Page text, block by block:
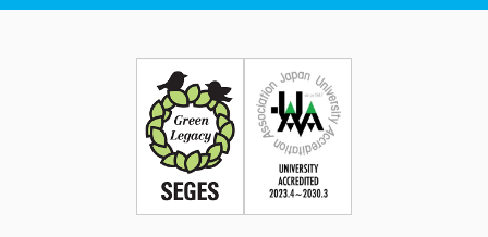
証明書発行手続き
学年暦
証明書発行・各種手続き
住所等登録内容の変更
科目等履修生制度のご案内